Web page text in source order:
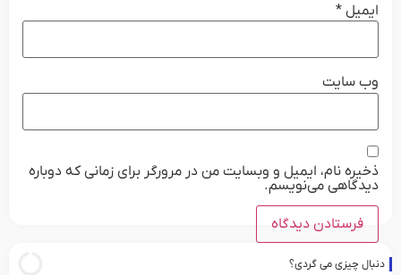
ایمیل *
وب‌ سایت
ذخیره نام، ایمیل و وبسایت من در مرورگر برای زمانی که دوباره
دیدگاهی می‌نویسم.
دنبال چیزی می گردی؟